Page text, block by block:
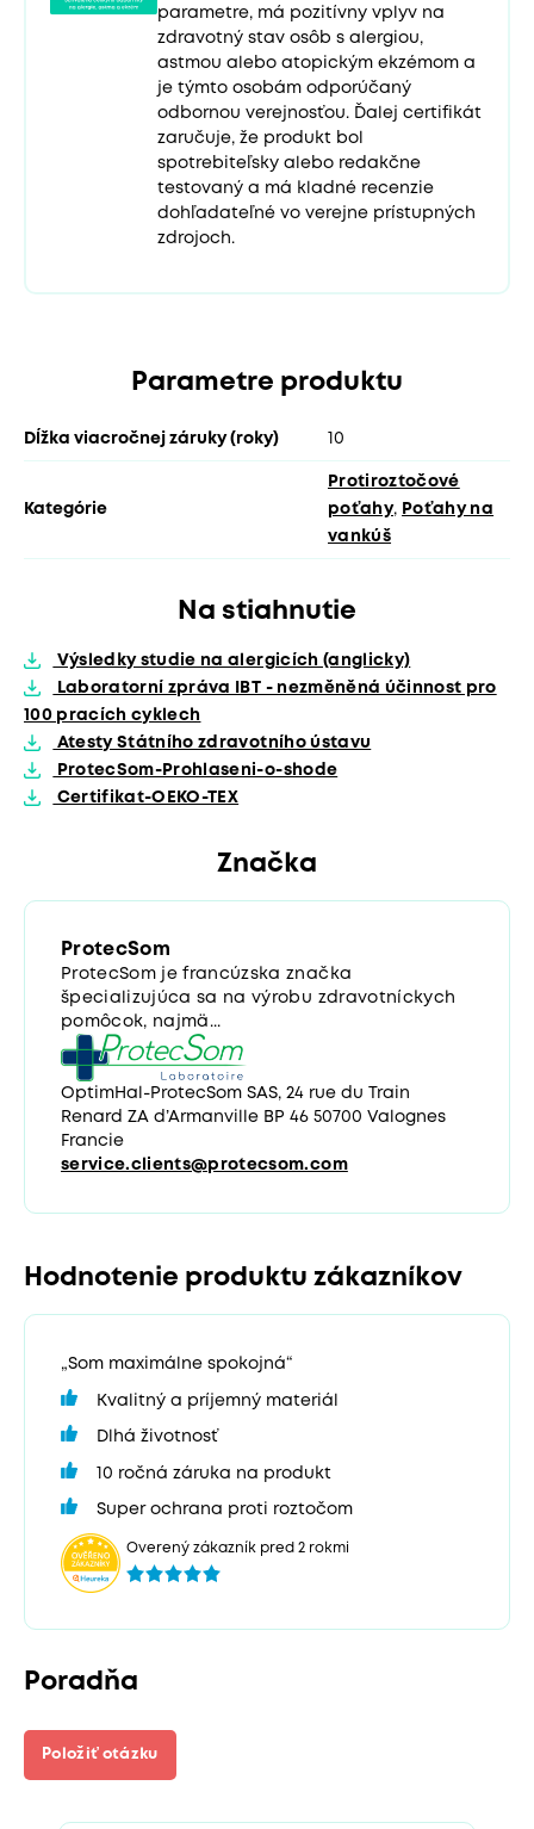
parametre, má pozitívny vplyv na
zdravotný stav osôb s alergiou,
astmou alebo atopickým ekzémom a
je týmto osobám odporúčaný
odbornou verejnosťou. Ďalej certifikát
zaručuje, že produkt bol
spotrebiteľsky alebo redakčne
testovaný a má kladné recenzie
dohľadateľné vo verejne prístupných
zdrojoch.
Parametre produktu
Dĺžka viacročnej záruky (roky) 10
Kategórie
Protiroztočové
poťahy, Poťahy na
vankúš
Na stiahnutie
Výsledky studie na alergicích (anglicky)
Laboratorní zpráva IBT - nezměněná účinnost pro
100 pracích cyklech
Atesty Státního zdravotního ústavu
ProtecSom-Prohlaseni-o-shode
Certifikat-OEKO-TEX
Značka
ProtecSom
ProtecSom je francúzska značka
špecializujúca sa na výrobu zdravotníckych
pomôcok, najmä...
OptimHal-ProtecSom SAS, 24 rue du Train
Renard ZA d’Armanville BP 46 50700 Valognes
Francie
service.clients@protecsom.com
Hodnotenie produktu zákazníkov
„Som maximálne spokojná“
Kvalitný a príjemný materiál
Dlhá životnosť
10 ročná záruka na produkt
Super ochrana proti roztočom
Overený zákazník pred 2 rokmi
Poradňa
Položiť otázku